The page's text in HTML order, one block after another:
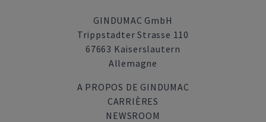
GINDUMAC GmbH
Trippstadter Strasse 110
67663 Kaiserslautern
Allemagne
A PROPOS DE GINDUMAC
CARRIÈRES
NEWSROOM